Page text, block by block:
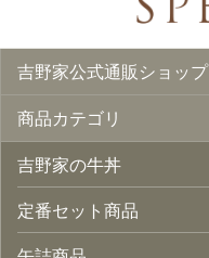
吉野家公式通販ショップ
商品カテゴリ
吉野家の牛丼
定番セット商品